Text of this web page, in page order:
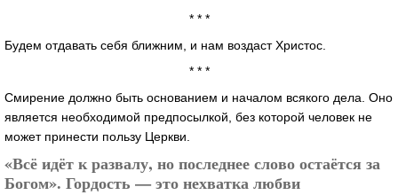
* * *
Будем отдавать себя ближним, и нам воздаст Христос.
* * *
Смирение должно быть основанием и началом всякого дела. Оно
является необходимой предпосылкой, без которой человек не
может принести пользу Церкви.
«Всё идёт к развалу, но последнее слово остаётся за
Богом». Гордость — это нехватка любви